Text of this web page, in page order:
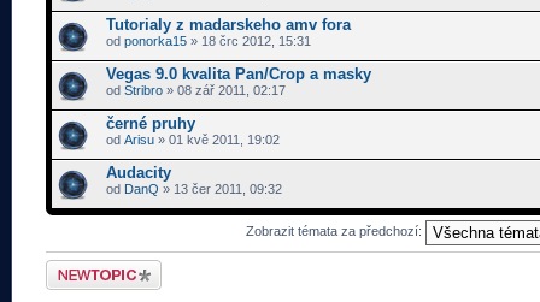
Tutorialy z madarskeho amv fora
od ponorka15 » 18 črc 2012, 15:31
Vegas 9.0 kvalita Pan/Crop a masky
od Stribro » 08 zář 2011, 02:17
černé pruhy
od Arisu » 01 kvě 2011, 19:02
Audacity
od DanQ » 13 čer 2011, 09:32
Zobrazit témata za předchozí:
Odeslat nové téma